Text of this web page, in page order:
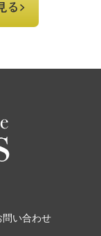
る
問い合わせ